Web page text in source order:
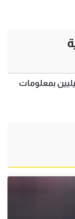
بمعلومات